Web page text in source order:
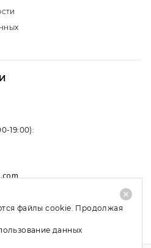
19:00):
файлы cookie. Продолжая
данных